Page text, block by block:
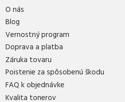
O nás
Blog
Vernostný program
Doprava a platba
Záruka tovaru
Poistenie za spôsobenú škodu
FAQ k objednávke
Kvalita tonerov